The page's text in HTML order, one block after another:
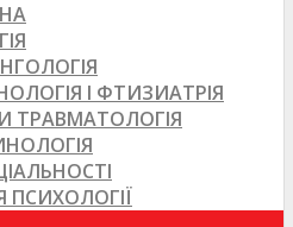
І ФТИЗИАТРІЯ
И ТРАВМАТОЛОГІЯ
ПСИХОЛОГІЇ